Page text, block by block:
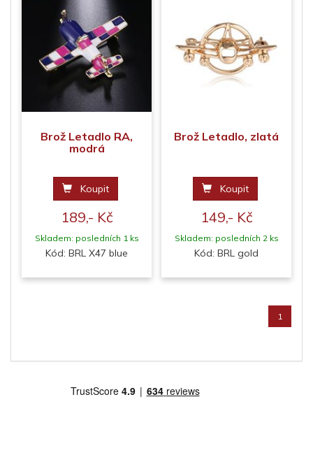
Brož Letadlo RA,
modrá
Koupit
189,- Kč
Skladem: posledních 1 ks
Kód: BRL X47 blue
Brož Letadlo, zlatá
Koupit
149,- Kč
Skladem: posledních 2 ks
Kód: BRL gold
1